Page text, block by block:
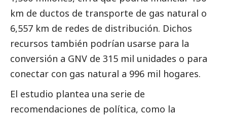
km de ductos de transporte de gas natural o
6,557 km de redes de distribución. Dichos
recursos también podrían usarse para la
conversión a GNV de 315 mil unidades o para
conectar con gas natural a 996 mil hogares.
El estudio plantea una serie de
recomendaciones de política, como la